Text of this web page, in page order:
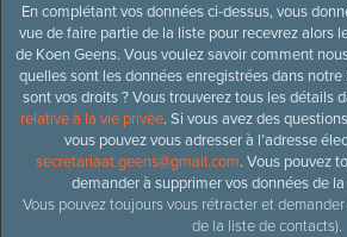
En complétant vos données ci-dessus, vous
vue de faire partie de la liste pour recevrez alors
de Koen Geens. Vous voulez savoir comment
quelles sont les données enregistrées dans
sont vos droits ? Vous trouverez tous les détails
relative à la vie privée. Si vous avez des
vous pouvez vous adresser à l’adresse
secretariaat.geens@gmail.com. Vous pouvez
demander à supprimer vos données de
Vous pouvez toujours vous rétracter et
de la liste de contacts).